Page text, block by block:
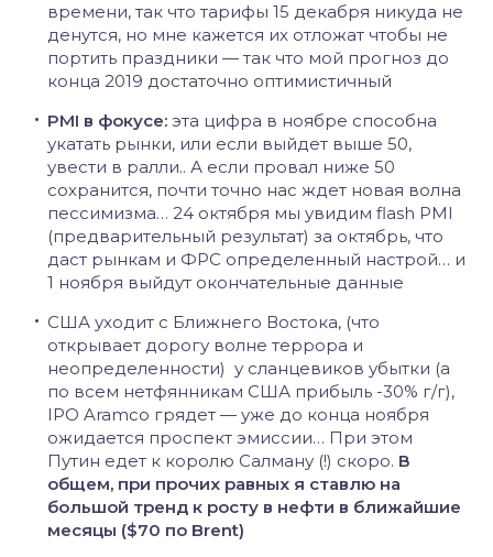
времени, так что тарифы 15 декабря никуда не
денутся, но мне кажется их отложат чтобы не
портить праздники — так что мой прогноз до
конца 2019 достаточно оптимистичный
PMI в фокусе: эта цифра в ноябре способна
укатать рынки, или если выйдет выше 50,
увести в ралли.. А если провал ниже 50
сохранится, почти точно нас ждет новая волна
пессимизма… 24 октября мы увидим flash PMI
(предварительный результат) за октябрь, что
даст рынкам и ФРС определенный настрой… и
1 ноября выйдут окончательные данные
США уходит с Ближнего Востока, (что
открывает дорогу волне террора и
неопределенности) у сланцевиков убытки (а
по всем нетфянникам США прибыль -30% г/г),
IPO Aramco грядет — уже до конца ноября
ожидается проспект эмиссии… При этом
Путин едет к королю Салману (!) скоро. В
общем, при прочих равных я ставлю на
большой тренд к росту в нефти в ближайшие
месяцы ($70 по Brent)